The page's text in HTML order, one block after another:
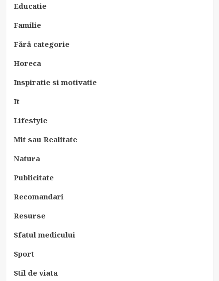
Educatie
Familie
Fără categorie
Horeca
Inspiratie si motivatie
It
Lifestyle
Mit sau Realitate
Natura
Publicitate
Recomandari
Resurse
Sfatul medicului
Sport
Stil de viata